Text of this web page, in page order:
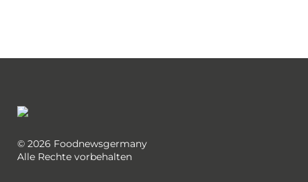
© 2026 Foodnewsgermany
Alle Rechte vorbehalten